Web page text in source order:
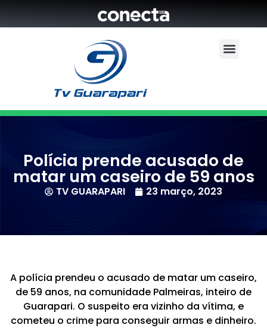
Polícia prende acusado de
matar um caseiro de 59 anos
TV GUARAPARI 23 março, 2023
A polícia prendeu o acusado de matar um caseiro,
de 59 anos, na comunidade Palmeiras, inteiro de
Guarapari. O suspeito era vizinho da vítima, e
cometeu o crime para conseguir armas e dinheiro.